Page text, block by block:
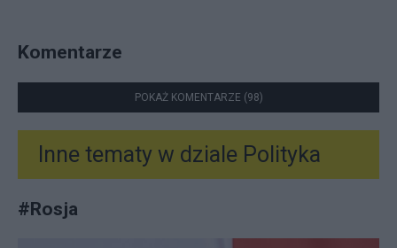
Komentarze
POKAŻ KOMENTARZE (98)
Inne tematy w dziale Polityka
#Rosja